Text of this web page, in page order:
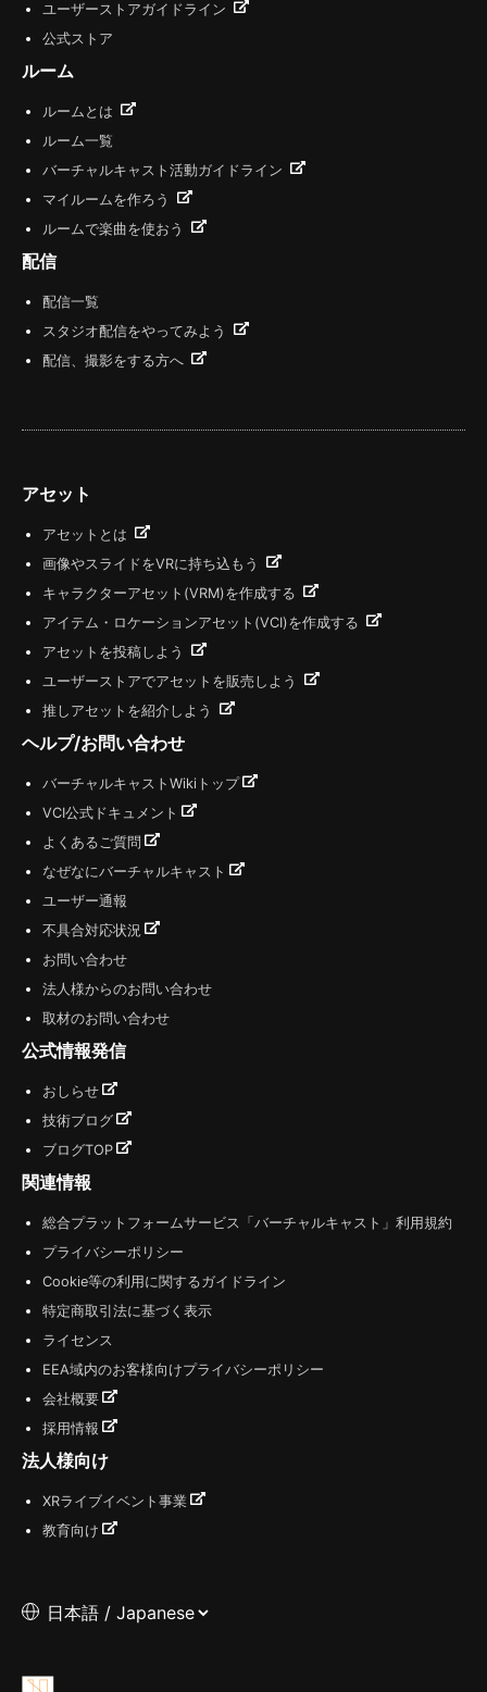
ユーザーストアガイドライン
公式ストア
ルーム
ルームとは
ルーム一覧
バーチャルキャスト活動ガイドライン
マイルームを作ろう
ルームで楽曲を使おう
配信
配信一覧
スタジオ配信をやってみよう
配信、撮影をする方へ
アセット
アセットとは
画像やスライドをVRに持ち込もう
キャラクターアセット(VRM)を作成する
アイテム・ロケーションアセット(VCI)を作成する
アセットを投稿しよう
ユーザーストアでアセットを販売しよう
推しアセットを紹介しよう
ヘルプ/お問い合わせ
バーチャルキャストWikiトップ
VCI公式ドキュメント
よくあるご質問
なぜなにバーチャルキャスト
ユーザー通報
不具合対応状況
お問い合わせ
法人様からのお問い合わせ
取材のお問い合わせ
公式情報発信
おしらせ
技術ブログ
ブログTOP
関連情報
総合プラットフォームサービス「バーチャルキャスト」利用規約
プライバシーポリシー
Cookie等の利用に関するガイドライン
特定商取引法に基づく表示
ライセンス
EEA域内のお客様向けプライバシーポリシー
会社概要
採用情報
法人様向け
XRライブイベント事業
教育向け